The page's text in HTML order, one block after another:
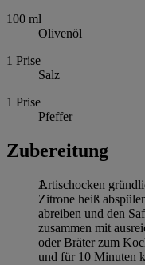
100 ml
Olivenöl
1 Prise
Salz
1 Prise
Pfeffer
Zubereitung
Artischocken
Zitrone heiß
abreiben und den
zusammen mit
oder Bräter zum
und für 10 Minuten